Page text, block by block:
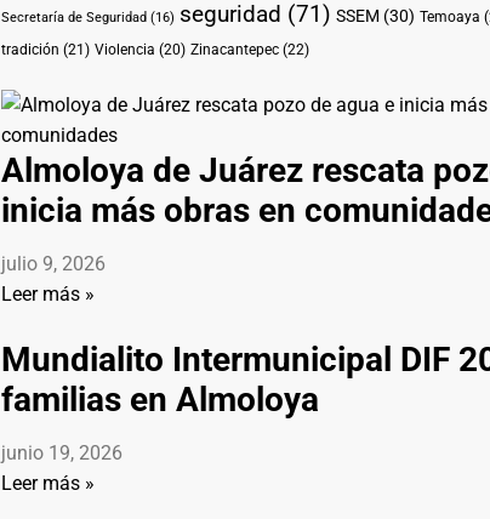
Secretaría de Seguridad (16) seguridad (71) SSEM (30) Temoaya
tradición (21) Violencia (20) Zinacantepec (22)
Almoloya de Juárez rescata
inicia más obras en
julio 9, 2026
Leer más »
Mundialito Intermunicipal DIF
familias en Almoloya
junio 19, 2026
Leer más »